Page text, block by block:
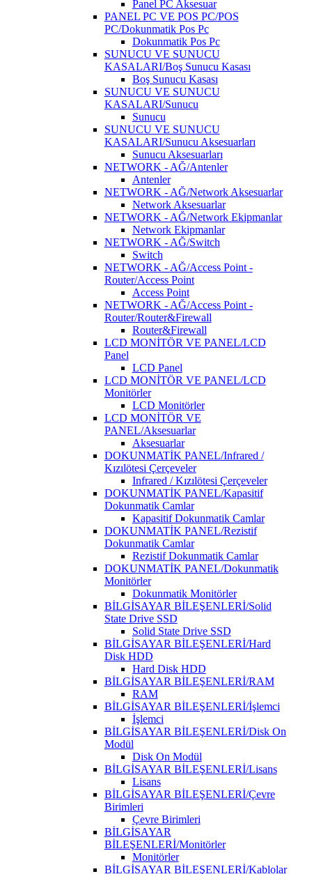
Panel PC Aksesuar
PANEL PC VE POS PC/POS
PC/Dokunmatik Pos Pc
Dokunmatik Pos Pc
SUNUCU VE SUNUCU
KASALARI/Boş Sunucu Kasası
Boş Sunucu Kasası
SUNUCU VE SUNUCU
KASALARI/Sunucu
Sunucu
SUNUCU VE SUNUCU
KASALARI/Sunucu Aksesuarları
Sunucu Aksesuarları
NETWORK - AĞ/Antenler
Antenler
NETWORK - AĞ/Network Aksesuarlar
Network Aksesuarlar
NETWORK - AĞ/Network Ekipmanlar
Network Ekipmanlar
NETWORK - AĞ/Switch
Switch
NETWORK - AĞ/Access Point -
Router/Access Point
Access Point
NETWORK - AĞ/Access Point -
Router/Router&Firewall
Router&Firewall
LCD MONİTÖR VE PANEL/LCD
Panel
LCD Panel
LCD MONİTÖR VE PANEL/LCD
Monitörler
LCD Monitörler
LCD MONİTÖR VE
PANEL/Aksesuarlar
Aksesuarlar
DOKUNMATİK PANEL/Infrared /
Kızılötesi Çerçeveler
Infrared / Kızılötesi Çerçeveler
DOKUNMATİK PANEL/Kapasitif
Dokunmatik Camlar
Kapasitif Dokunmatik Camlar
DOKUNMATİK PANEL/Rezistif
Dokunmatik Camlar
Rezistif Dokunmatik Camlar
DOKUNMATİK PANEL/Dokunmatik
Monitörler
Dokunmatik Monitörler
BİLGİSAYAR BİLEŞENLERİ/Solid
State Drive SSD
Solid State Drive SSD
BİLGİSAYAR BİLEŞENLERİ/Hard
Disk HDD
Hard Disk HDD
BİLGİSAYAR BİLEŞENLERİ/RAM
RAM
BİLGİSAYAR BİLEŞENLERİ/İşlemci
İşlemci
BİLGİSAYAR BİLEŞENLERİ/Disk On
Modül
Disk On Modül
BİLGİSAYAR BİLEŞENLERİ/Lisans
Lisans
BİLGİSAYAR BİLEŞENLERİ/Çevre
Birimleri
Çevre Birimleri
BİLGİSAYAR
BİLEŞENLERİ/Monitörler
Monitörler
BİLGİSAYAR BİLEŞENLERİ/Kablolar